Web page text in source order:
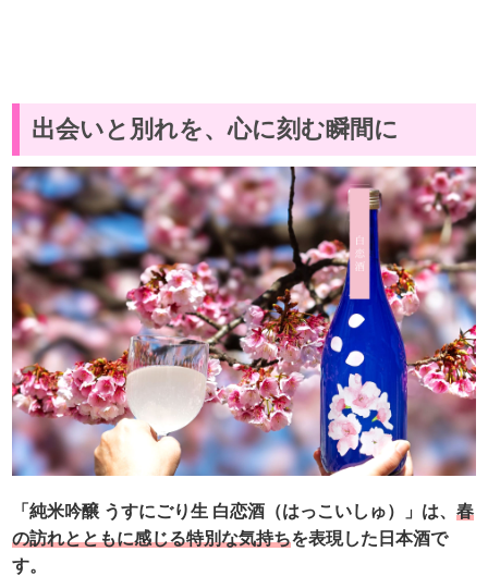
出会いと別れを、心に刻む瞬間に
「純米吟醸 うすにごり生 白恋酒（はっこいしゅ）」は、春
の訪れとともに感じる特別な気持ちを表現した日本酒で
す。